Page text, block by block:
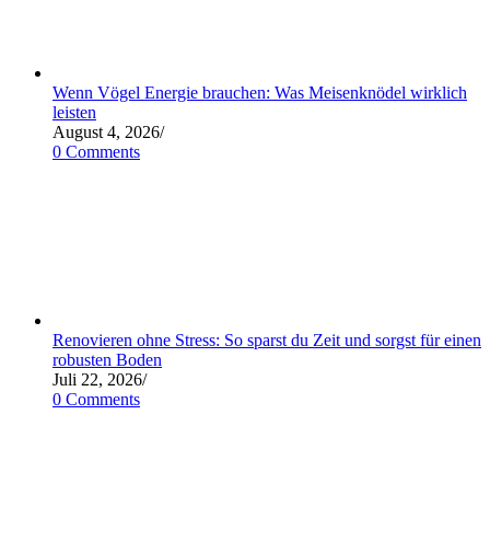
Wenn Vögel Energie brauchen: Was Meisenknödel wirklich
leisten
August 4, 2026/
0 Comments
Renovieren ohne Stress: So sparst du Zeit und sorgst für einen
robusten Boden
Juli 22, 2026/
0 Comments